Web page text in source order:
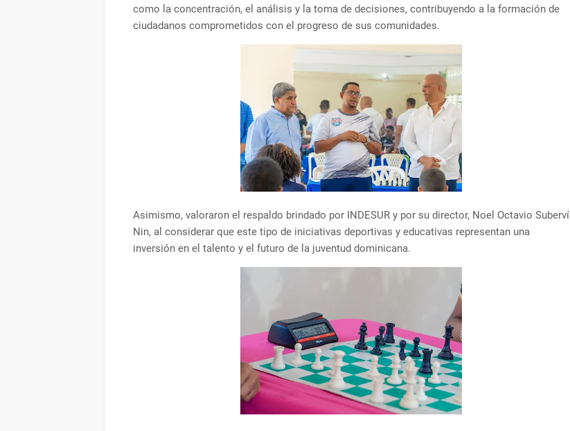
como la concentración, el análisis y la toma de decisiones, contribuyendo a la formación de
ciudadanos comprometidos con el progreso de sus comunidades.
Asimismo, valoraron el respaldo brindado por INDESUR y por su director, Noel Octavio Suberví
Nin, al considerar que este tipo de iniciativas deportivas y educativas representan una
inversión en el talento y el futuro de la juventud dominicana.